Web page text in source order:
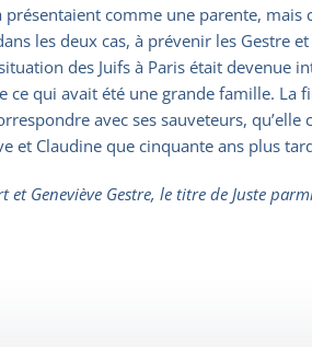
comme une parente,
les deux cas, à prévenir les Gestre
des Juifs à Paris était devenue
qui avait été une grande famille. La
avec ses sauveteurs,
et Claudine que cinquante ans plus
Geneviève Gestre, le titre de Juste